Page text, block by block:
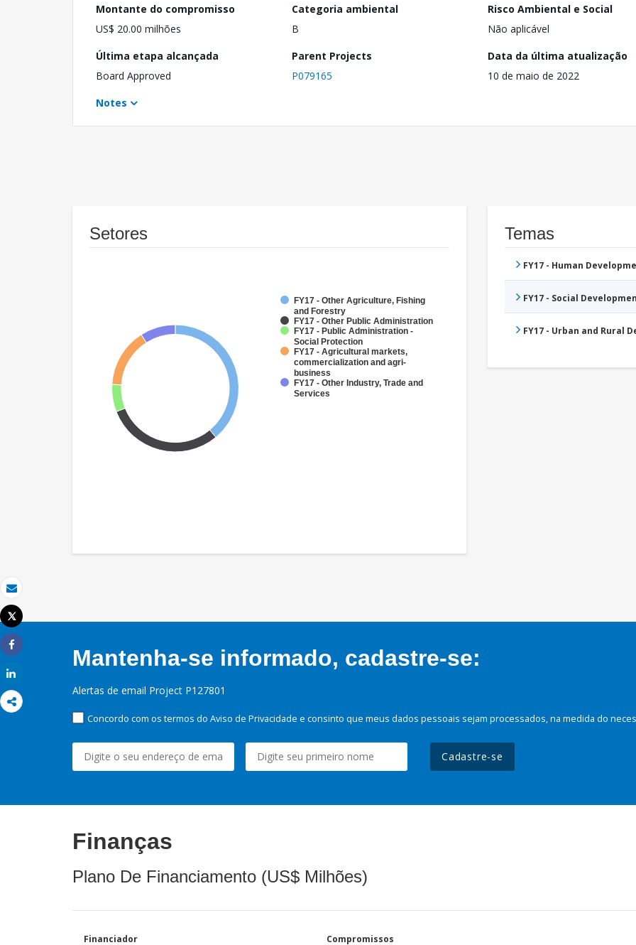
Email
Imprimir
Tweet
Share
Montante do compromisso
US$ 20.00 milhões
Categoria ambiental
B
Risco Ambiental e Social
Não aplicável
Última etapa alcançada
Board Approved
Parent Projects
P079165
Data da última atualização
10 de maio de 2022
Notes
Setores
FY17 - Other Agriculture, Fishing
and Forestry
FY17 - Other Public Administration
FY17 - Public Administration -
Social Protection
FY17 - Agricultural markets,
commercialization and agri-
business
FY17 - Other Industry, Trade and
Services
Temas
FY17 - Human
FY17 - Social
FY17 - Urban and Rural
Mantenha-se informado, cadastre-se:
Alertas de email Project P127801
Concordo com os termos do Aviso de Privacidade e consinto que meus dados pessoais sejam processados, na medida do
Cadastre-se
Finanças
Plano De Financiamento (US$ Milhões)
Financiador Compromissos